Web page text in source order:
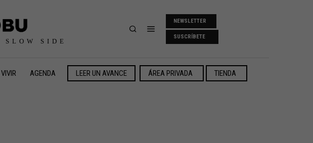
SIDE
NEWSLETTER
SUSCRÍBETE
AGENDA LEER UN AVANCE ÁREA PRIVADA TIENDA